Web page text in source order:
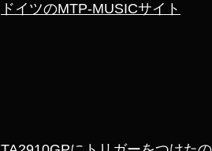
ドイツのMTP‐MUSICサイト